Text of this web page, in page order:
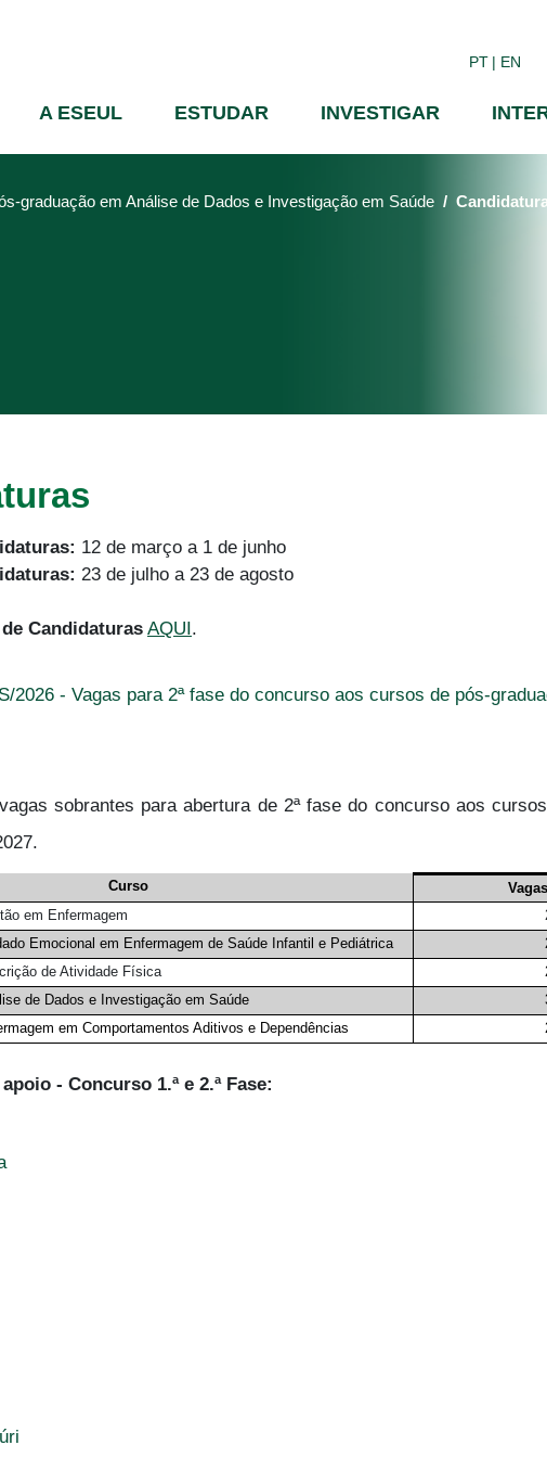
principal
PT EN
A ESEUL ESTUDAR INVESTIGAR
graduação em Análise de Dados e Investigação em Saúde
12 de março a 1 de junho
23 de julho a 23 de agosto
Candidaturas AQUI.
2026 - Vagas para 2ª fase do concurso aos cursos de pós-
sobrantes para abertura de 2ª fase do concurso aos
Curso
em Enfermagem
Emocional em Enfermagem de Saúde Infantil e Pediátrica
de Atividade Física
de Dados e Investigação em Saúde
em Comportamentos Aditivos e Dependências
- Concurso 1.ª e 2.ª Fase: